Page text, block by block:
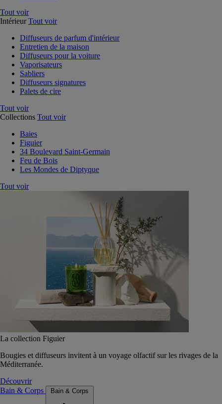
Tout voir
Intérieur Tout voir
Diffuseurs de parfum d'intérieur
Entretien de la maison
Diffuseurs pour la voiture
Vaporisateurs
Sabliers
Diffuseurs signatures
Palets de cire
Tout voir
Collections Tout voir
Baies
Figuier
34 Boulevard Saint-Germain
Feu de Bois
Les Mondes de Diptyque
Tout voir
La collection Figuier
Bougies et diffuseurs invitent à un voyage olfactif sur les rivages de la
Méditerranée.
Découvrir
Bain & Corps
Bain & Corps